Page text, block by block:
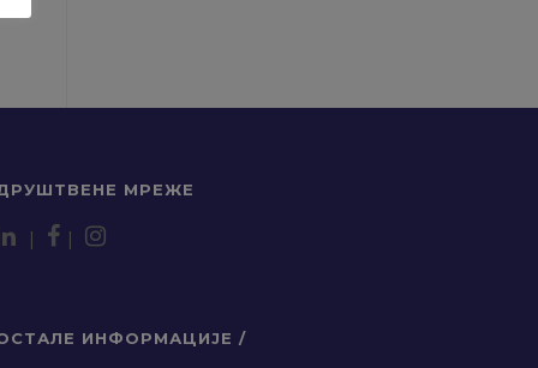
МРЕЖЕ
| |
ИНФОРМАЦИЈЕ /